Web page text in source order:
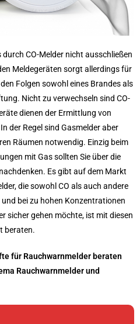
CO-Melder nicht ausschließen
Meldegeräten sorgt allerdings für
Folgen sowohl eines Brandes als
Nicht zu verwechseln sind CO-
dienen der Ermittlung von
der Regel sind Gasmelder aber
Räumen notwendig. Einzig beim
mit Gas sollten Sie über die
Es gibt auf dem Markt
die sowohl CO als auch andere
bei zu hohen Konzentrationen
sicher gehen möchte, ist mit diesen
beraten.
für Rauchwarnmelder beraten
Rauchwarnmelder und